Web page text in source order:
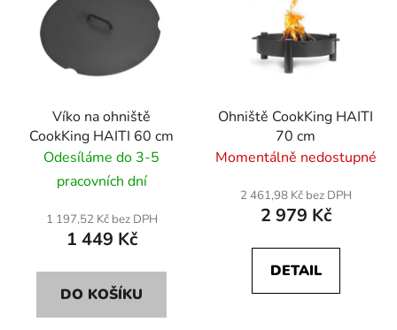
Víko na ohniště
CookKing HAITI 60 cm
Odesíláme do 3-5
pracovních dní
1 197,52 Kč bez DPH
1 449 Kč
DO KOŠÍKU
Ohniště CookKing HAITI
70 cm
Momentálně nedostupné
2 461,98 Kč bez DPH
2 979 Kč
DETAIL